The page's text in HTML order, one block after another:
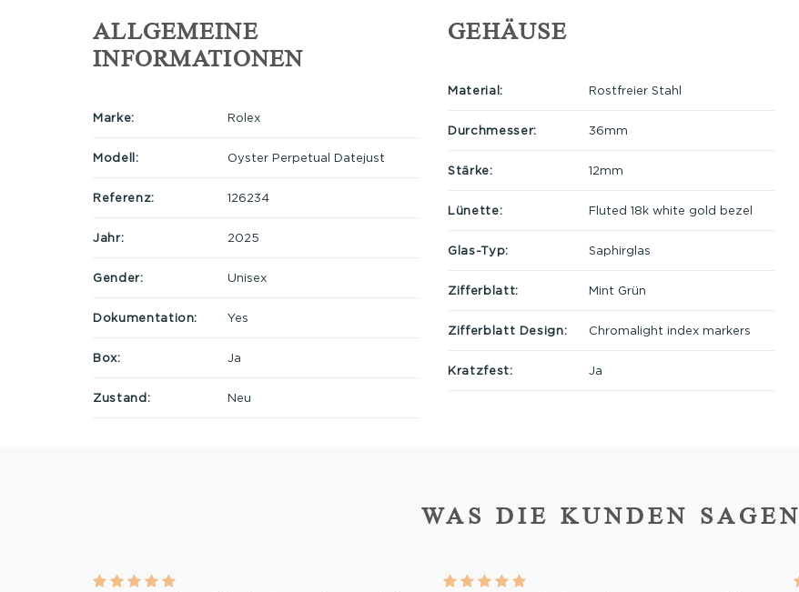
ALLGEMEINE
INFORMATIONEN
Marke: Rolex
Modell: Oyster Perpetual Datejust
Referenz: 126234
Jahr: 2025
Gender: Unisex
Dokumentation: Yes
Box: Ja
Zustand: Neu
GEHÄUSE
Material: Rostfreier Stahl
Durchmesser: 36mm
Stärke: 12mm
Lünette: Fluted 18k white gold bezel
Glas-Typ: Saphirglas
Zifferblatt: Mint Grün
Zifferblatt Design: Chromalight index markers
Kratzfest: Ja
WAS DIE KUNDEN SAGEN